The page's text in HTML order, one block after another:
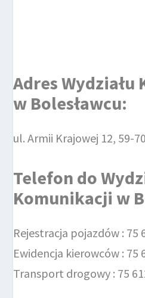
Adres
w Bolesławcu:
ul. Armii Krajowej 12, 59-
Telefon do
Komunikacji w
Rejestracja pojazdów : 75
Ewidencja kierowców : 75
Transport drogowy : 75